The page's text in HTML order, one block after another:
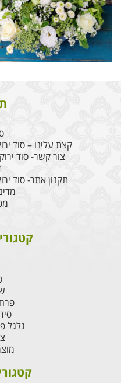
קצת עלינו – סוד
צור קשר- סוד
תקנון אתר- סוד
גלגל